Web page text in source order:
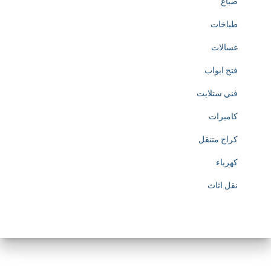
طباخات
غسالات
فتح ابواب
فني ستلايت
كاميرات
كراج متنقل
كهرباء
نقل اثاث